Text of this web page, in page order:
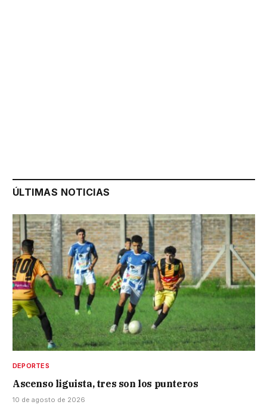
ÚLTIMAS NOTICIAS
DEPORTES
Ascenso liguista, tres son los punteros
10 de agosto de 2026